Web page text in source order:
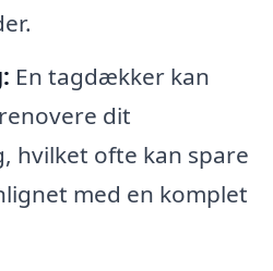
En tagdækker kan
dit
hvilket ofte kan spare
med en komplet